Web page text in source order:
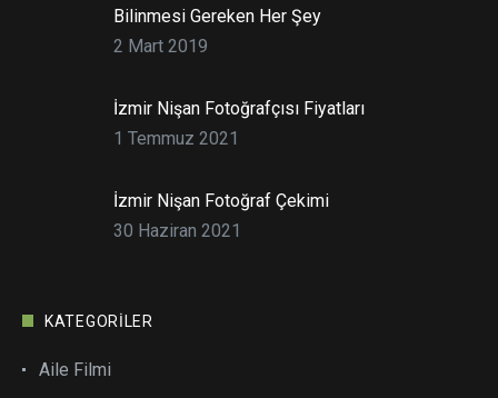
Bilinmesi Gereken Her Şey
2 Mart 2019
İzmir Nişan Fotoğrafçısı Fiyatları
1 Temmuz 2021
İzmir Nişan Fotoğraf Çekimi
30 Haziran 2021
KATEGORILER
Aile Filmi